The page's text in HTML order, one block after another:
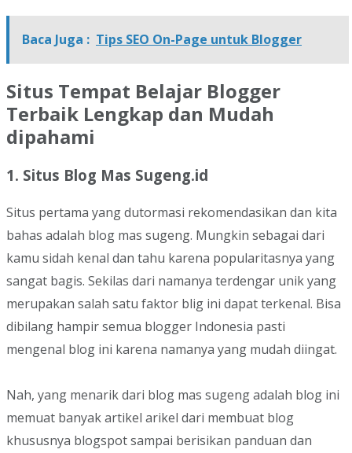
Baca Juga : Tips SEO On-Page untuk Blogger
Situs Tempat Belajar Blogger
Terbaik Lengkap dan Mudah
dipahami
1. Situs Blog Mas Sugeng.id
Situs pertama yang dutormasi rekomendasikan dan kita
bahas adalah blog mas sugeng. Mungkin sebagai dari
kamu sidah kenal dan tahu karena popularitasnya yang
sangat bagis. Sekilas dari namanya terdengar unik yang
merupakan salah satu faktor blig ini dapat terkenal. Bisa
dibilang hampir semua blogger Indonesia pasti
mengenal blog ini karena namanya yang mudah diingat.
Nah, yang menarik dari blog mas sugeng adalah blog ini
memuat banyak artikel arikel dari membuat blog
khususnya blogspot sampai berisikan panduan dan